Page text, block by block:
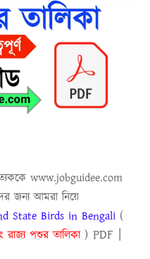
www.jobguidee.com
জন্য আমরা নিয়ে
State Birds in Bengali (
রাজ্য পশুর তালিকা) PDF